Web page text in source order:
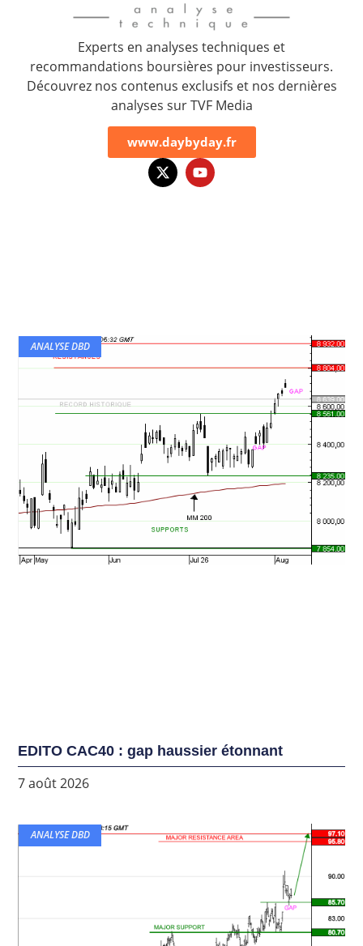
Experts en analyses techniques et
recommandations boursières pour investisseurs.
Découvrez nos contenus exclusifs et nos dernières
analyses sur TVF Media
www.daybyday.fr
ANALYSE DBD
EDITO CAC40 : gap haussier étonnant
7 août 2026
ANALYSE DBD